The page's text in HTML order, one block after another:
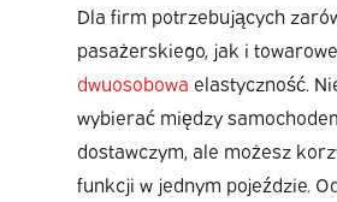
Dla firm potrzebujących
pasażerskiego, jak i
dwuosobowa elastyczność.
wybierać między
dostawczym, ale możesz
funkcji w jednym pojeździe.